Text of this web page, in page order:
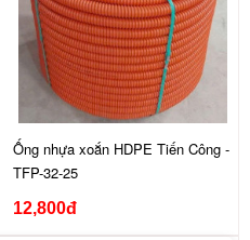
Ống nhựa xoắn HDPE Tiến Công -
TFP-32-25
12,800đ